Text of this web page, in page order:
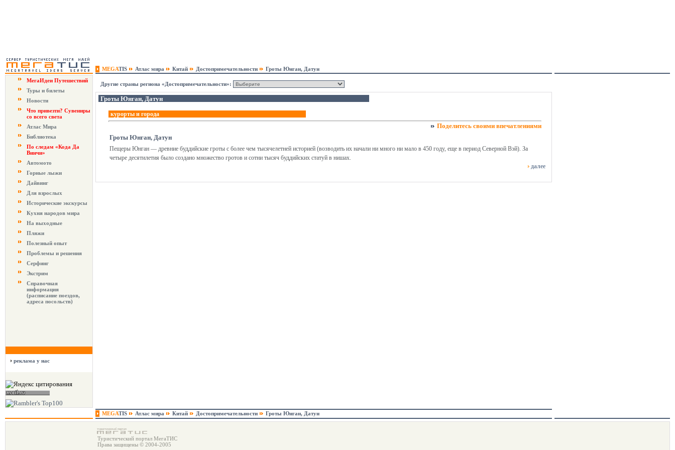
MEGATIS Атлас мира Китай Достопримечательности
Гроты Юнган, Датун
МегаИдеи Путешествий
Туры и билеты
Новости
Что привезти? Сувениры
со всего света
Атлас Мира
Библиотека
По следам «Кода Да
Винчи»
Автомото
Горные лыжи
Дайвинг
Для взрослых
Исторические экскурсы
Кухня народов мира
На выходные
Пляжи
Полезный опыт
Проблемы и решения
Серфинг
Экстрим
Справочная
информация
(расписание поездов,
адреса посольств)
реклама у нас
Другие страны региона «Достопримечательности»:
Гроты Юнган, Датун
курорты и города
Поделитесь своими впечатлениями
Гроты Юнган, Датун
Пещеры Юнган — древние буддийские гроты с более чем тысячелетней историей (возводить их начали ни много ни мало в 450 году, еще в период Северной Вэй). За
четыре десятилетия было создано множество гротов и сотни тысяч буддийских статуй в нишах.
далее
MEGATIS Атлас мира Китай Достопримечательности Гроты Юнган, Датун
Туристический портал МегаТИС
Права защищены © 2004-2005